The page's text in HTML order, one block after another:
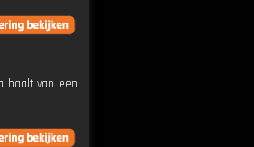
baalt van een